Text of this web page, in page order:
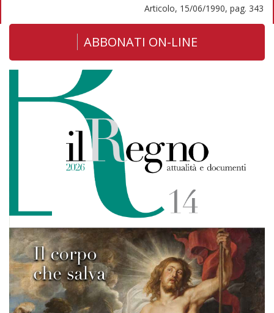
Articolo, 15/06/1990, pag. 343
ABBONATI ON-LINE